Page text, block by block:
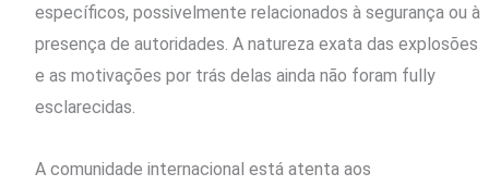
específicos, possivelmente relacionados à segurança ou à
presença de autoridades. A natureza exata das explosões
e as motivações por trás delas ainda não foram fully
esclarecidas.
A comunidade internacional está atenta aos